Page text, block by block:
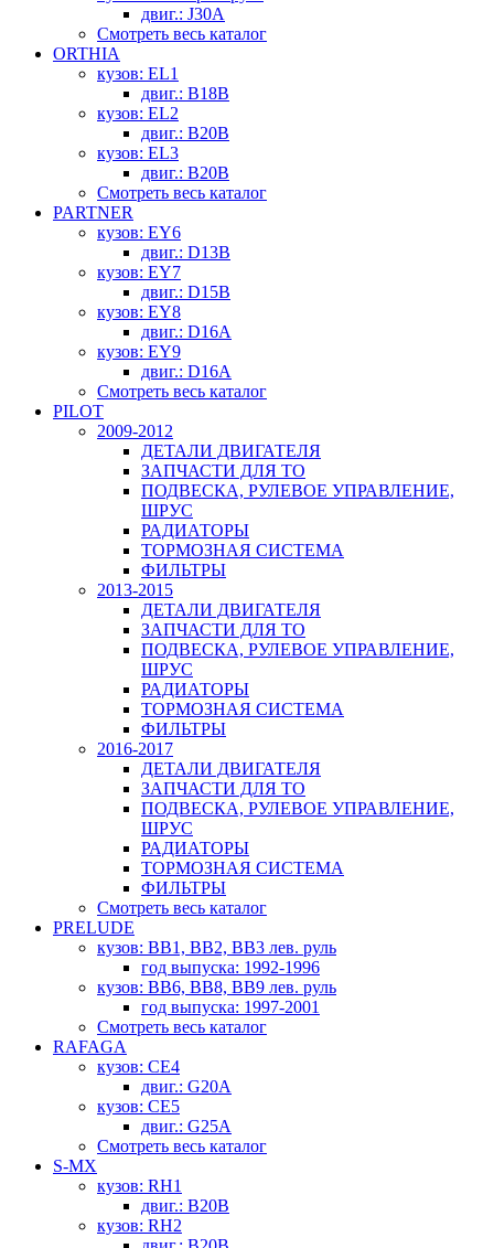
двиг.: J30A
Смотреть весь каталог
ORTHIA
кузов: EL1
двиг.: B18B
кузов: EL2
двиг.: B20B
кузов: EL3
двиг.: B20B
Смотреть весь каталог
PARTNER
кузов: EY6
двиг.: D13B
кузов: EY7
двиг.: D15B
кузов: EY8
двиг.: D16A
кузов: EY9
двиг.: D16A
Смотреть весь каталог
PILOT
2009-2012
ДЕТАЛИ ДВИГАТЕЛЯ
ЗАПЧАСТИ ДЛЯ ТО
ПОДВЕСКА, РУЛЕВОЕ УПРАВЛЕНИЕ,
ШРУС
РАДИАТОРЫ
ТОРМОЗНАЯ СИСТЕМА
ФИЛЬТРЫ
2013-2015
ДЕТАЛИ ДВИГАТЕЛЯ
ЗАПЧАСТИ ДЛЯ ТО
ПОДВЕСКА, РУЛЕВОЕ УПРАВЛЕНИЕ,
ШРУС
РАДИАТОРЫ
ТОРМОЗНАЯ СИСТЕМА
ФИЛЬТРЫ
2016-2017
ДЕТАЛИ ДВИГАТЕЛЯ
ЗАПЧАСТИ ДЛЯ ТО
ПОДВЕСКА, РУЛЕВОЕ УПРАВЛЕНИЕ,
ШРУС
РАДИАТОРЫ
ТОРМОЗНАЯ СИСТЕМА
ФИЛЬТРЫ
Смотреть весь каталог
PRELUDE
кузов: BB1, BB2, BB3 лев. руль
год выпуска: 1992-1996
кузов: BB6, BB8, BB9 лев. руль
год выпуска: 1997-2001
Смотреть весь каталог
RAFAGA
кузов: CE4
двиг.: G20A
кузов: CE5
двиг.: G25A
Смотреть весь каталог
S-MX
кузов: RH1
двиг.: B20B
кузов: RH2